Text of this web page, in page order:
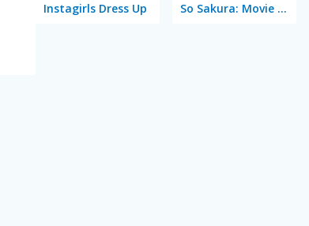
Instagirls Dress Up So Sakura: Movie Star